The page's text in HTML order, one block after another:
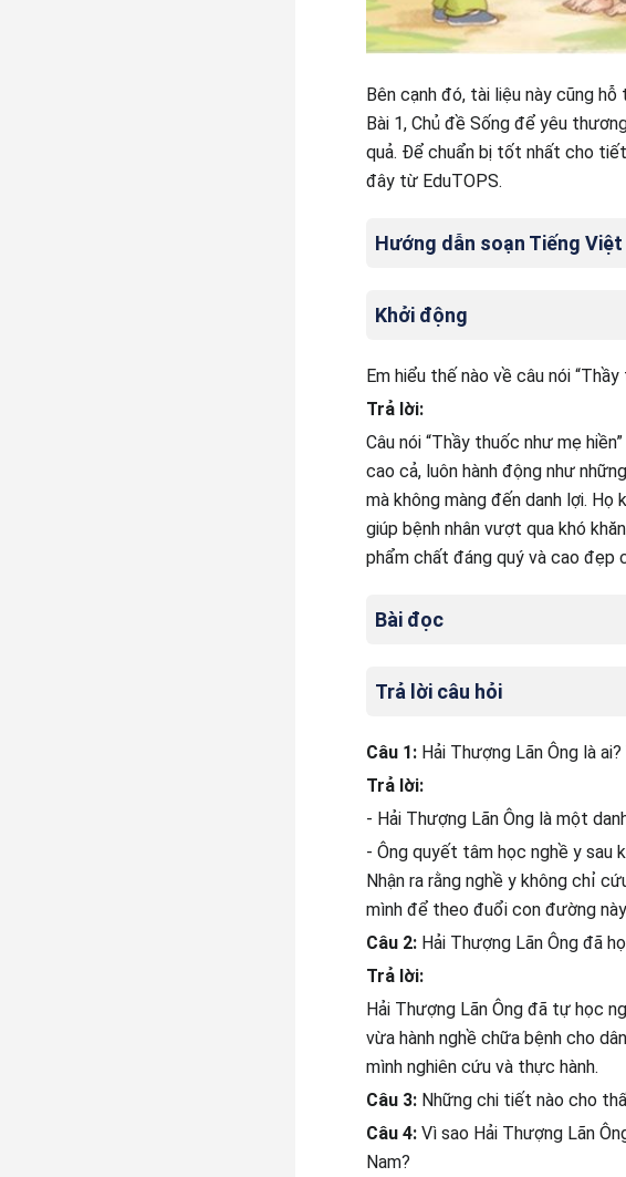
Bên cạnh đó, tài liệu này cũng
Bài 1, Chủ đề Sống để yêu
quả. Để chuẩn bị tốt nhất cho
đây từ EduTOPS.
Hướng dẫn soạn Tiếng
Khởi động
Em hiểu thế nào về câu nói
Trả lời:
Câu nói “Thầy thuốc như mẹ
cao cả, luôn hành động như
mà không màng đến danh lợi.
giúp bệnh nhân vượt qua khó
phẩm chất đáng quý và cao đẹp
Bài đọc
Trả lời câu hỏi
Câu 1: Hải Thượng Lãn Ông là
Trả lời:
- Hải Thượng Lãn Ông là một
- Ông quyết tâm học nghề y sau
Nhận ra rằng nghề y không chỉ
mình để theo đuổi con đường
Câu 2: Hải Thượng Lãn Ông đã
Trả lời:
Hải Thượng Lãn Ông đã tự học
vừa hành nghề chữa bệnh cho
mình nghiên cứu và thực hành.
Câu 3: Những chi tiết nào cho
Câu 4: Vì sao Hải Thượng Lãn
Nam?